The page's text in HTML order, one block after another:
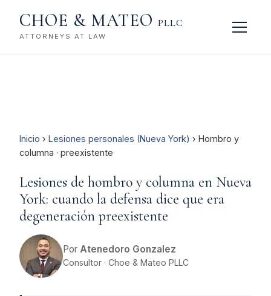
CHOE & MATEO PLLC
ATTORNEYS AT LAW
Inicio › Lesiones personales (Nueva York) › Hombro y
columna · preexistente
Lesiones de hombro y columna en Nueva
York: cuando la defensa dice que era
degeneración preexistente
Por Atenedoro Gonzalez
Consultor · Choe & Mateo PLLC